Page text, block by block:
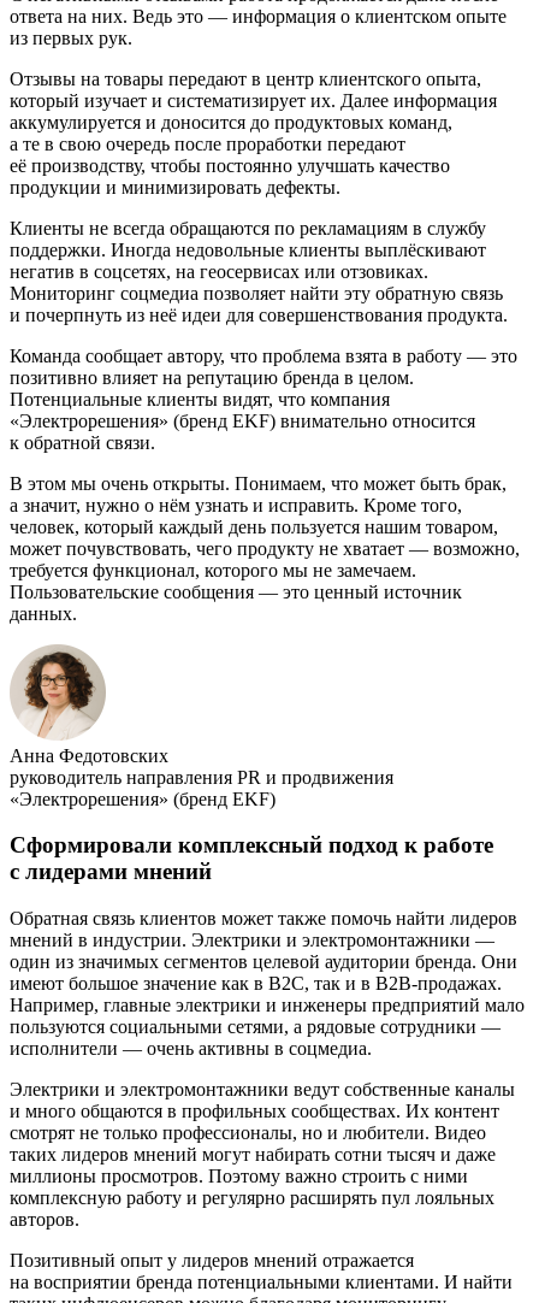
ответа на них. Ведь это — информация о клиентском опыте
из первых рук.
Отзывы на товары передают в центр клиентского опыта,
который изучает и систематизирует их. Далее информация
аккумулируется и доносится до продуктовых команд,
а те в свою очередь после проработки передают
её производству, чтобы постоянно улучшать качество
продукции и минимизировать дефекты.
Клиенты не всегда обращаются по рекламациям в службу
поддержки. Иногда недовольные клиенты выплёскивают
негатив в соцсетях, на геосервисах или отзовиках.
Мониторинг соцмедиа позволяет найти эту обратную связь
и почерпнуть из неё идеи для совершенствования продукта.
Команда сообщает автору, что проблема взята в работу — это
позитивно влияет на репутацию бренда в целом.
Потенциальные клиенты видят, что компания
«Электрорешения» (бренд EKF) внимательно относится
к обратной связи.
В этом мы очень открыты. Понимаем, что может быть брак,
а значит, нужно о нём узнать и исправить. Кроме того,
человек, который каждый день пользуется нашим товаром,
может почувствовать, чего продукту не хватает — возможно,
требуется функционал, которого мы не замечаем.
Пользовательские сообщения — это ценный источник
данных.
Анна Федотовских
руководитель направления PR и продвижения
«Электрорешения» (бренд EKF)
Сформировали комплексный подход к работе
с лидерами мнений
Обратная связь клиентов может также помочь найти лидеров
мнений в индустрии. Электрики и электромонтажники —
один из значимых сегментов целевой аудитории бренда. Они
имеют большое значение как в B2C, так и в B2B-продажах.
Например, главные электрики и инженеры предприятий мало
пользуются социальными сетями, а рядовые сотрудники —
исполнители — очень активны в соцмедиа.
Электрики и электромонтажники ведут собственные каналы
и много общаются в профильных сообществах. Их контент
смотрят не только профессионалы, но и любители. Видео
таких лидеров мнений могут набирать сотни тысяч и даже
миллионы просмотров. Поэтому важно строить с ними
комплексную работу и регулярно расширять пул лояльных
авторов.
Позитивный опыт у лидеров мнений отражается
на восприятии бренда потенциальными клиентами. И найти